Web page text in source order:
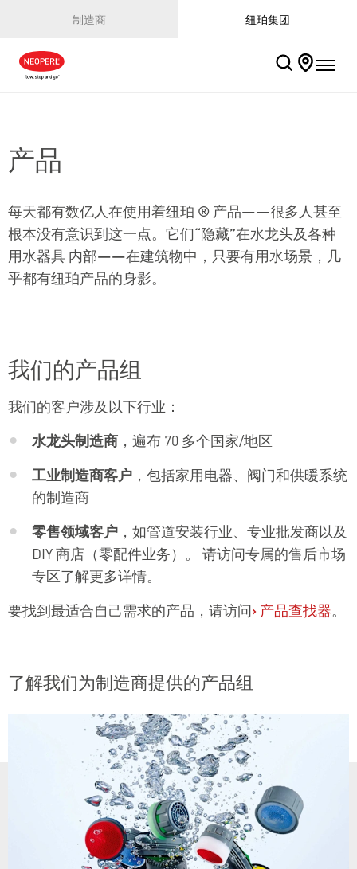
制造商 纽珀集团
产品
每天都有数亿人在使用着纽珀 ® 产品——很多人甚至
根本没有意识到这一点。它们“隐藏”在水龙头及各种
用水器具 内部——在建筑物中，只要有用水场景，几
乎都有纽珀产品的身影。
我们的产品组
我们的客户涉及以下行业：
水龙头制造商 ，遍布 70 多个国家/地区
工业制造商客户 ，包括家用电器、阀门和供暖系统
的制造商
零售领域客户 ，如管道安装行业、专业批发商以及
DIY 商店（零配件业务）。 请访问专属的售后市场
专区了解更多详情。
要找到最适合自己需求的产品，请访问› 产品查找器。
了解我们为制造商提供的产品组